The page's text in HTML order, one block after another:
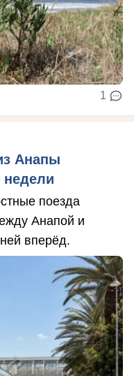
1
Анапы
недели
поезда
Анапой и
вперёд.